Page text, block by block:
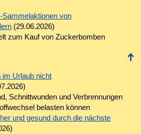
von
(29.06.2026)
zum Kauf von Zuckerbomben
im Urlaub nicht
Schnittwunden und Verbrennungen
belasten können
und gesund durch die nächste